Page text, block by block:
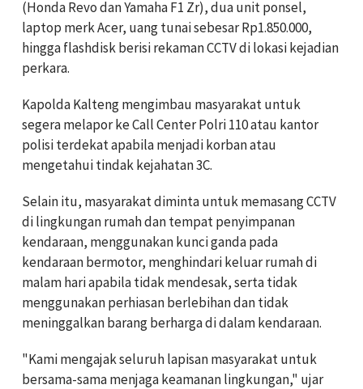
(Honda Revo dan Yamaha F1 Zr), dua unit ponsel,
laptop merk Acer, uang tunai sebesar Rp1.850.000,
hingga flashdisk berisi rekaman CCTV di lokasi kejadian
perkara.
Kapolda Kalteng mengimbau masyarakat untuk
segera melapor ke Call Center Polri 110 atau kantor
polisi terdekat apabila menjadi korban atau
mengetahui tindak kejahatan 3C.
Selain itu, masyarakat diminta untuk memasang CCTV
di lingkungan rumah dan tempat penyimpanan
kendaraan, menggunakan kunci ganda pada
kendaraan bermotor, menghindari keluar rumah di
malam hari apabila tidak mendesak, serta tidak
menggunakan perhiasan berlebihan dan tidak
meninggalkan barang berharga di dalam kendaraan.
"Kami mengajak seluruh lapisan masyarakat untuk
bersama-sama menjaga keamanan lingkungan," ujar